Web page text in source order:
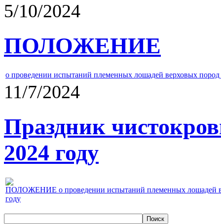
5/10/2024
ПОЛОЖЕНИЕ
о проведении испытаний племенных лошадей верховых
11/7/2024
Праздник
2024 году
ПОЛОЖЕНИЕ о проведении испытаний племенных лошадей
году